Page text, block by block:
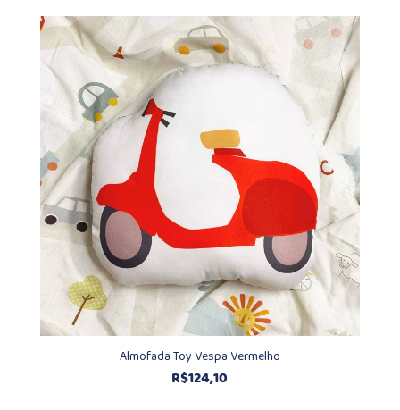
preço:
R$161,30
através
R$212,30
Almofada Toy Vespa Vermelho
R$124,10